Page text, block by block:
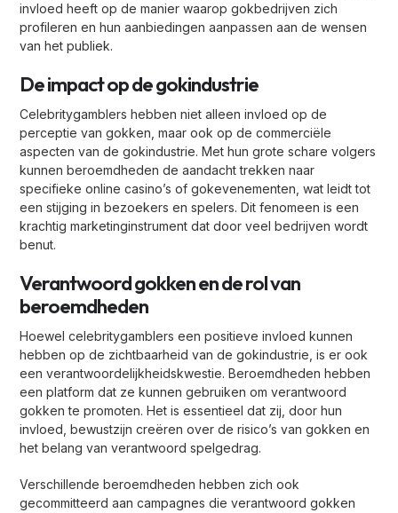
invloed heeft op de manier waarop gokbedrijven zich
profileren en hun aanbiedingen aanpassen aan de wensen
van het publiek.
De impact op de gokindustrie
Celebritygamblers hebben niet alleen invloed op de
perceptie van gokken, maar ook op de commerciële
aspecten van de gokindustrie. Met hun grote schare volgers
kunnen beroemdheden de aandacht trekken naar
specifieke online casino’s of gokevenementen, wat leidt tot
een stijging in bezoekers en spelers. Dit fenomeen is een
krachtig marketinginstrument dat door veel bedrijven wordt
benut.
Verantwoord gokken en de rol van
beroemdheden
Hoewel celebritygamblers een positieve invloed kunnen
hebben op de zichtbaarheid van de gokindustrie, is er ook
een verantwoordelijkheidskwestie. Beroemdheden hebben
een platform dat ze kunnen gebruiken om verantwoord
gokken te promoten. Het is essentieel dat zij, door hun
invloed, bewustzijn creëren over de risico’s van gokken en
het belang van verantwoord spelgedrag.
Verschillende beroemdheden hebben zich ook
gecommitteerd aan campagnes die verantwoord gokken